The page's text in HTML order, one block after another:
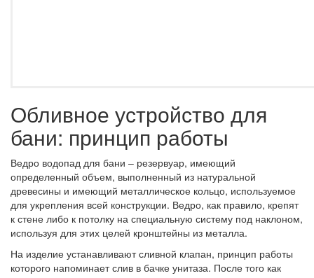
Обливное устройство для
бани: принцип работы
Ведро водопад для бани – резервуар, имеющий
определенный объем, выполненный из натуральной
древесины и имеющий металлическое кольцо, используемое
для укрепления всей конструкции. Ведро, как правило, крепят
к стене либо к потолку на специальную систему под наклоном,
используя для этих целей кронштейны из металла.
На изделие устанавливают сливной клапан, принцип работы
которого напоминает слив в бачке унитаза. После того как